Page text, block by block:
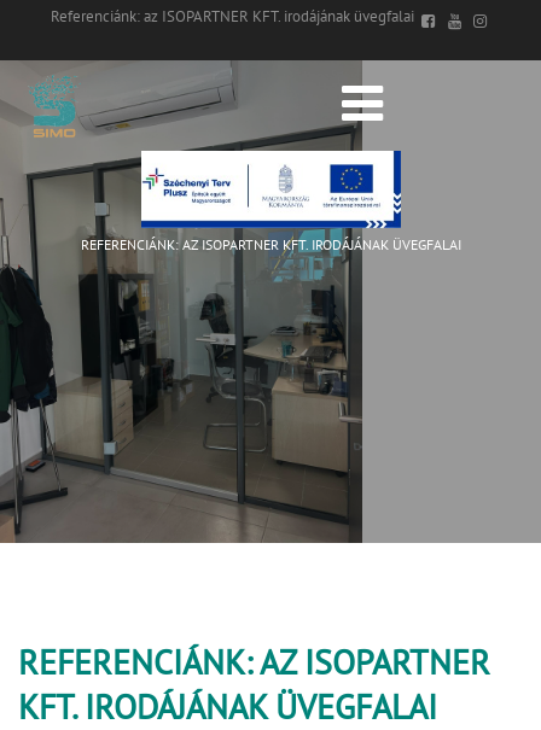
Referenciánk: az ISOPARTNER KFT. irodájának üvegfalai
REFERENCIÁNK: AZ ISOPARTNER KFT. IRODÁJÁNAK ÜVEGFALAI
REFERENCIÁNK: AZ ISOPARTNER
KFT. IRODÁJÁNAK ÜVEGFALAI